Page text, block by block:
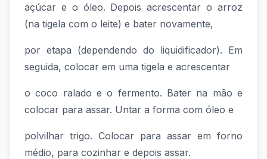
açúcar e o óleo. Depois acrescentar o arroz
(na tigela com o leite) e bater novamente,
por etapa (dependendo do liquidificador). Em
seguida, colocar em uma tigela e acrescentar
o coco ralado e o fermento. Bater na mão e
colocar para assar. Untar a forma com óleo e
polvilhar trigo. Colocar para assar em forno
médio, para cozinhar e depois assar.